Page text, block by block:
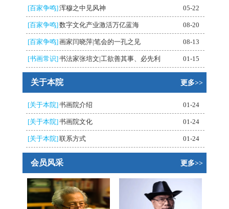
[百家争鸣]浑穆之中见风神 05-22
[百家争鸣]数字文化产业激活万亿蓝海 08-20
[百家争鸣]画家闫晓萍|笔会的一孔之见 08-13
[书画常识]书法家张培文|工欲善其事、必先利 01-15
关于本院 更多>>
[关于本院] 书画院介绍 01-24
[关于本院] 书画院文化 01-24
[关于本院] 联系方式 01-24
会员风采 更多>>